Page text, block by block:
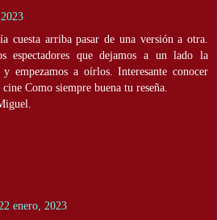
cuesta arriba pasar de una versión a otra.
espectadores que dejamos a un lado la
empezamos a oírlos. Interesante conocer
Como siempre buena tu reseña.
22 enero, 2023